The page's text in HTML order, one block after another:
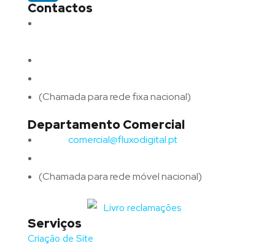
Contactos
(Chamada para rede fixa nacional)
Departamento Comercial
comercial@fluxodigital.pt
(Chamada para rede móvel nacional)
Serviços
Criação de Site